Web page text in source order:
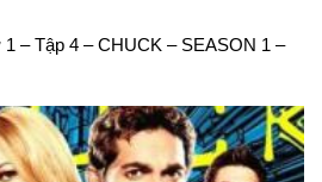
– Tập 4 – CHUCK – SEASON 1 –